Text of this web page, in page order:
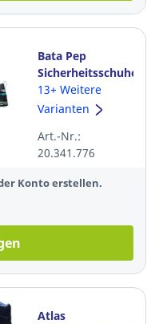
Bata Pep
Sicherheitsschuhe
S3S Esd Größe:
44
13+ Weitere
Varianten
Art.-Nr.:
20.341.776
Konto erstellen.
Atlas